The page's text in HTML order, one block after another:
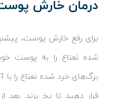
درمان خارش
برای رفع خارش پوست،
شده نعناع را به پوست
برگ‌های خرد شده نعناع را
قرار دهید تا یخ بزند. بعد